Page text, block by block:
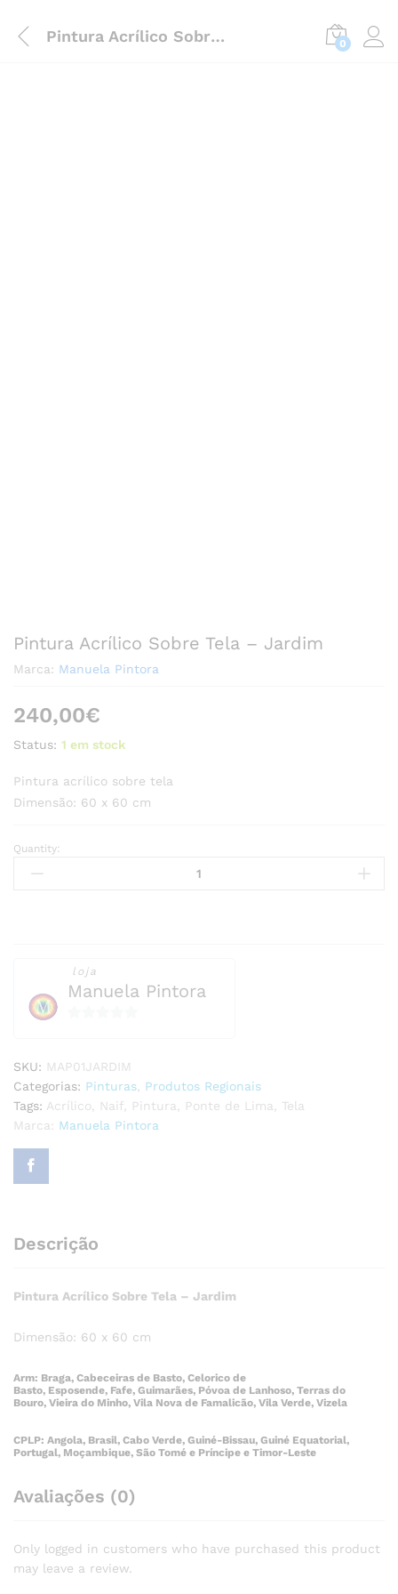
Pintura Acrílico Sobre Tela – Jardim 0
Pintura Acrílico Sobre Tela – Jardim
Marca: Manuela Pintora
240,00€
Status: 1 em stock
Pintura acrílico sobre tela
Dimensão: 60 x 60 cm
Pintura
Acrílico
Quantity:
loja
Manuela Pintora
u
t
o
f
SKU: MAP01JARDIM
Categorias: Pinturas
Produtos Regionais
Tags: Acrílico Naif Pintura Ponte de Lima
Tela
Marca: Manuela Pintora
Descrição
Pintura Acrílico Sobre Tela – Jardim
Dimensão: 60 x 60 cm
Arm: Braga, Cabeceiras de Basto, Celorico de
Basto, Esposende, Fafe, Guimarães, Póvoa de Lanhoso, Terras do
Bouro, Vieira do Minho, Vila Nova de Famalicão, Vila Verde, Vizela
CPLP: Angola, Brasil, Cabo Verde, Guiné-Bissau, Guiné Equatorial,
Portugal, Moçambique, São Tomé e Príncipe e Timor-Leste
Avaliações (0)
Only logged in customers who have purchased this product
may leave a review.